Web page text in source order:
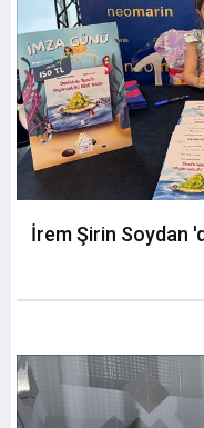
İrem Şirin Soydan